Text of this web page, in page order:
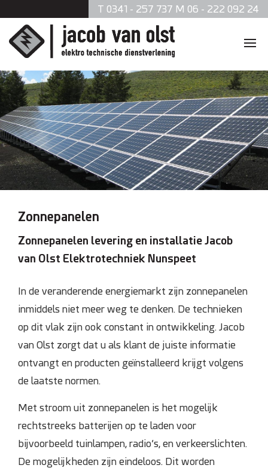
T 0341 - 257 737 M 06 - 222 092 24
Home
Diensten
Zonnepanelen
Data en telefonie
Beveiliging
Verlichting
Brandmeldsystemen
Domotica
Inspectie en onderhoud
Keuring NEN 3140
Zonnepanelen
Referenties
Projecten
Zonnepanelen
Zonnepanelen levering en installatieJacob
van Olst Elektrotechniek Nunspeet
In de veranderende energiemarkt zijn zonnepanelen
inmiddels niet meer weg te denken. De technieken
op dit vlak zijn ook constant in ontwikkeling. Jacob
van Olst zorgt dat u als klant de juiste informatie
ontvangt en producten geïnstalleerd krijgt volgens
de laatste normen.
Met stroom uit zonnepanelen is het mogelijk
rechtstreeks batterijen op te laden voor
bijvoorbeeld tuinlampen, radio’s, en verkeerslichten.
De mogelijkheden zijn eindeloos. Dit worden